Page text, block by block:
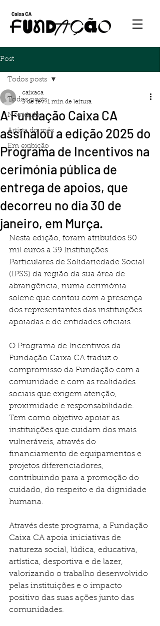
Post
Todos posts
Novidades
Artista do mês
Em exibição
Todos posts
A Fundação Caixa CA
assinalou a edição 2025 do
Programa de Incentivos na
cerimónia pública de
entrega de apoios, que
decorreu no dia 30 de
janeiro, em Murça.
caixaca
3 de fev. 1 min de leitura
Nesta edição, foram atribuídos 50
mil euros a 39 Instituições
Particulares de Solidariedade Social
(IPSS) da região da sua área de
abrangência, numa cerimónia
solene que contou com a presença
dos representantes das instituições
apoiadas e de entidades oficiais.
O Programa de Incentivos da
Fundação Caixa CA traduz o
compromisso da Fundação com a
comunidade e com as realidades
sociais que exigem atenção,
proximidade e responsabilidade.
Tem como objetivo apoiar as
instituições que cuidam dos mais
vulneráveis, através do
financiamento de equipamentos e
projetos diferenciadores,
contribuindo para a promoção do
cuidado, do respeito e da dignidade
humana.
Através deste programa, a Fundação
Caixa CA apoia iniciativas de
natureza social, lúdica, educativa,
artística, desportiva e de lazer,
valorizando o trabalho desenvolvido
pelas instituições e o impacto
positivo das suas ações junto das
comunidades.